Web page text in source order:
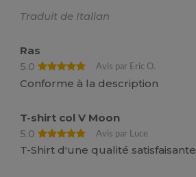
Traduit de Italian
Ras
5.0
Avis par Eric O.
Conforme à la description
T-shirt col V Moon
5.0
Avis par Luce
T-Shirt d'une qualité satisfaisante